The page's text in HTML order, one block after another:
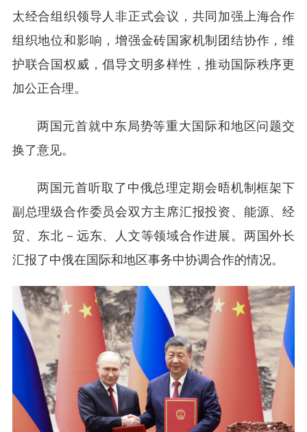
太经合组织领导人非正式会议，共同加强上海合作
组织地位和影响，增强金砖国家机制团结协作，维
护联合国权威，倡导文明多样性，推动国际秩序更
加公正合理。
两国元首就中东局势等重大国际和地区问题交
换了意见。
两国元首听取了中俄总理定期会晤机制框架下
副总理级合作委员会双方主席汇报投资、能源、经
贸、东北－远东、人文等领域合作进展。两国外长
汇报了中俄在国际和地区事务中协调合作的情况。